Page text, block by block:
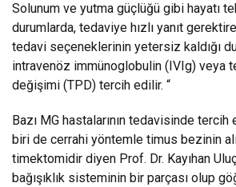
Solunum ve yutma güçlüğü gibi hayatı
durumlarda, tedaviye hızlı yanıt
tedavi seçeneklerinin yetersiz kaldığı
intravenöz immünoglobulin (IVIg) veya
değişimi (TPD) tercih edilir. “
Bazı MG hastalarının tedavisinde
biri de cerrahi yöntemle timus bezinin
timektomidir diyen Prof. Dr. Kayıhan
bağışıklık sisteminin bir parçası olup